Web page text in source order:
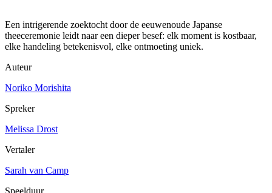
Een intrigerende zoektocht door de eeuwenoude Japanse
theeceremonie leidt naar een dieper besef: elk moment is kostbaar,
elke handeling betekenisvol, elke ontmoeting uniek.
Auteur
Noriko Morishita
Spreker
Melissa Drost
Vertaler
Sarah van Camp
Speelduur